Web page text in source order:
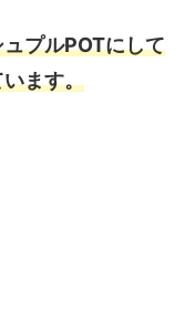
プルPOTにして
ます。